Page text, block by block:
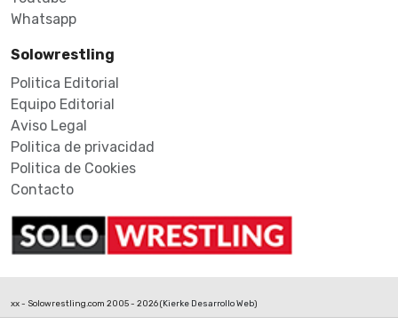
Whatsapp
Solowrestling
Politica Editorial
Equipo Editorial
Aviso Legal
Politica de privacidad
Politica de Cookies
Contacto
xx - Solowrestling.com 2005 - 2026 (Kierke Desarrollo Web)